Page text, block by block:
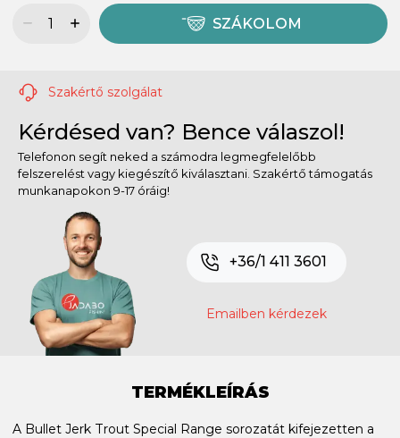
SZÁKOLOM
Szakértő szolgálat
Kérdésed van? Bence válaszol!
Telefonon segít neked a számodra legmegfelelőbb
felszerelést vagy kiegészítő kiválasztani. Szakértő támogatás
munkanapokon 9-17 óráig!
+36/1 411 3601
Emailben kérdezek
TERMÉKLEÍRÁS
A Bullet Jerk Trout Special Range sorozatát kifejezetten a